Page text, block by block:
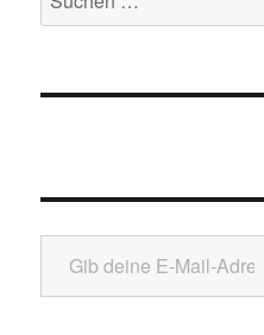
nach:
Gib deine E-Mail-Adresse ein ...